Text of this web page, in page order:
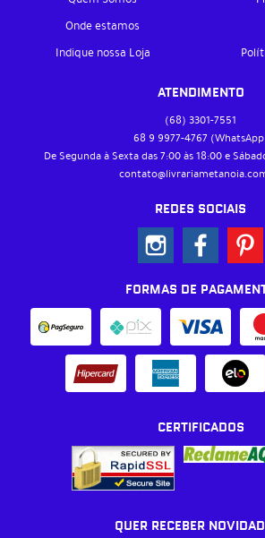
Onde estamos
Indique nossa Loja
ATENDIMENTO
(68) 3301-7551
68 9 9977-4767
De Segunda à Sexta das 7:00 às 18:00 e
REDES SOCIAIS
FORMAS DE
CERTIFICADOS
QUER RECEBER